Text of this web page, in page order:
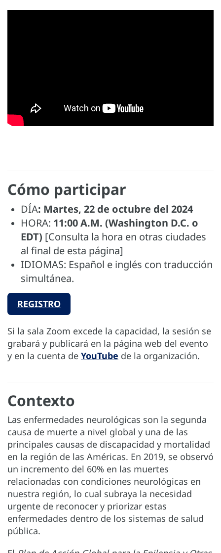
Cómo participar
DÍA: Martes, 22 de octubre del 2024
HORA: 11:00 A.M. (Washington D.C. o
EDT) [Consulta la hora en otras ciudades
al final de esta página]
IDIOMAS: Español e inglés con traducción
simultánea.
REGISTRO
Si la sala Zoom excede la capacidad, la sesión se
grabará y publicará en la página web del evento
y en la cuenta de YouTube de la organización.
Contexto
Las enfermedades neurológicas son la segunda
causa de muerte a nivel global y una de las
principales causas de discapacidad y mortalidad
en la región de las Américas. En 2019, se observó
un incremento del 60% en las muertes
relacionadas con condiciones neurológicas en
nuestra región, lo cual subraya la necesidad
urgente de reconocer y priorizar estas
enfermedades dentro de los sistemas de salud
pública.